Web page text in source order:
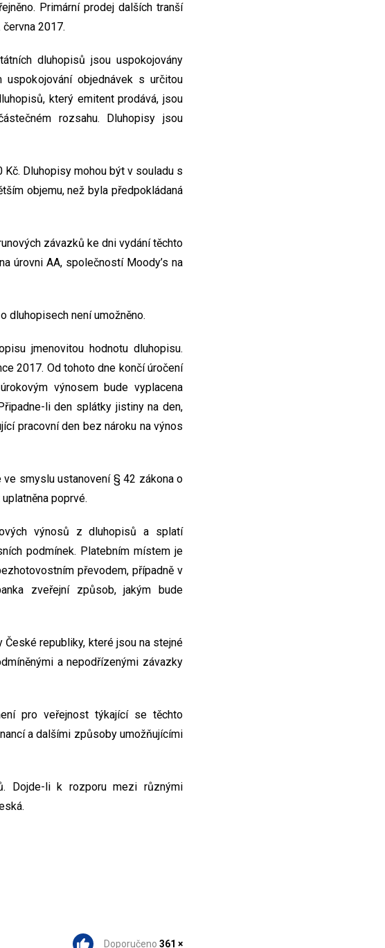
Primární prodej dalších tranší
2017.
dluhopisů jsou uspokojovány
objednávek s určitou
který emitent prodává, jsou
rozsahu. Dluhopisy jsou
Dluhopisy mohou být v souladu s
objemu, než byla předpokládaná
závazků ke dni vydání těchto
úrovni AA, společností Moody’s na
dluhopisech není umožněno.
jmenovitou hodnotu dluhopisu.
2017. Od tohoto dne končí úročení
výnosem bude vyplacena
li den splátky jistiny na den,
pracovní den bez nároku na výnos
smyslu ustanovení § 42 zákona o
poprvé.
výnosů z dluhopisů a splatí
podmínek. Platebním místem je
převodem, případně v
zveřejní způsob, jakým bude
republiky, které jsou na stejné
a nepodřízenými závazky
pro veřejnost týkající se těchto
a dalšími způsoby umožňujícími
Dojde-li k rozporu mezi různými
Doporučeno 361 ×